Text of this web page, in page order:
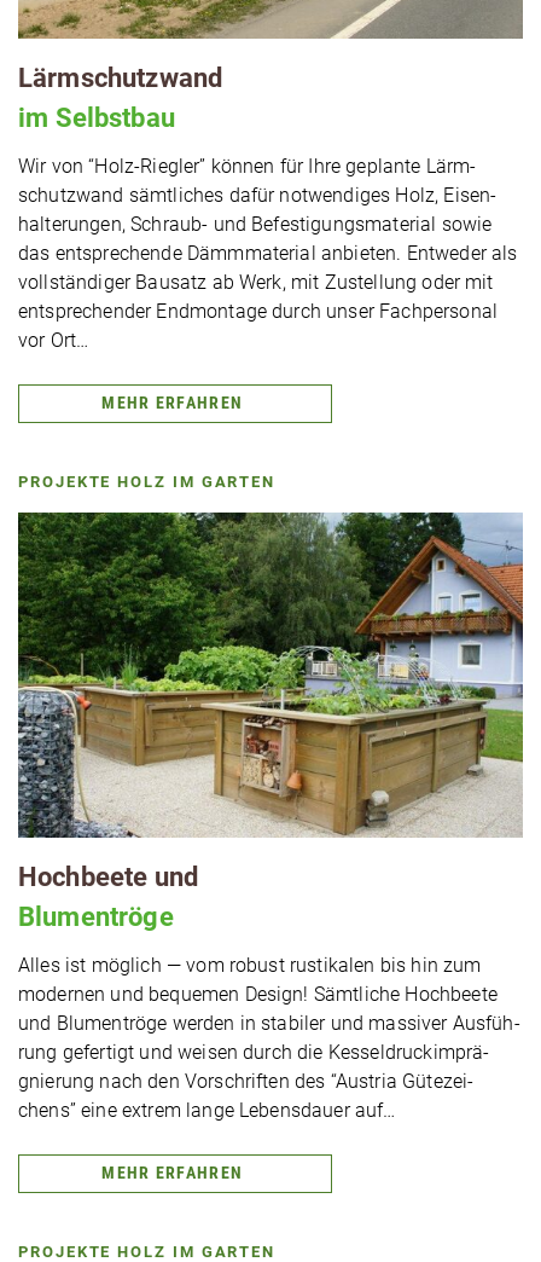
Lärm­schutz­wand
im Selbstbau
Wir von “Holz-Riegler” können für Ihre geplante Lärm­
schutz­wand sämt­li­ches dafür not­wen­di­ges Holz, Eisen­
hal­te­run­gen, Schraub- und Befes­ti­gungs­ma­te­ri­al sowie
das ent­spre­chen­de Dämm­ma­te­ri­al anbieten. Entweder als
voll­stän­di­ger Bausatz ab Werk, mit Zustel­lung oder mit
ent­spre­chen­der End­mon­ta­ge durch unser Fach­per­so­nal
vor Ort…
MEHR ERFAHREN
PROJEKTE HOLZ IM GARTEN
Hochbeete und
Blu­men­trö­ge
Alles ist möglich — vom robust rus­ti­ka­len bis hin zum
modernen und bequemen Design! Sämtliche Hochbeete
und Blu­men­trö­ge werden in stabiler und massiver Aus­füh­
rung gefertigt und weisen durch die Kes­sel­druck­im­prä­
gnie­rung nach den Vor­schrif­ten des “Austria Güte­zei­
chens” eine extrem lange Lebens­dau­er auf…
MEHR ERFAHREN
PROJEKTE HOLZ IM GARTEN